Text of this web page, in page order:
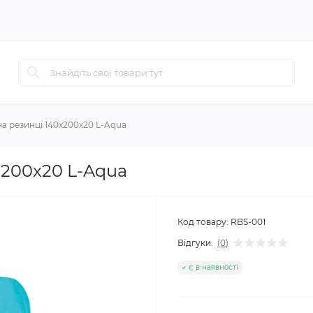
резинці 140x200x20 L-Aqua
L-Aqua
Код товару: RBS-001
Відгуки: (0)
Є в наявності